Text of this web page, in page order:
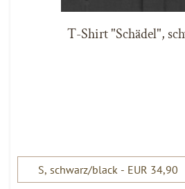
T-Shirt "Schädel",